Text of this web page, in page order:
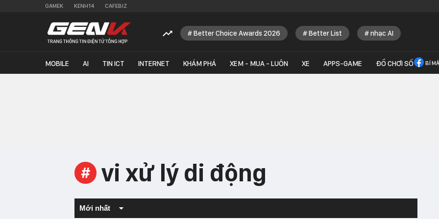
GAMEK KENH14 CAFEBIZ
Better Choice Awards 2026 Better List nhạc AI
MOBILE AI TIN ICT INTERNET KHÁM PHÁ XEM - MUA - LUÔN XE APPS-GAME ĐỒ CHƠI SỐ BÍ
# vi xử lý di động
Mới nhất